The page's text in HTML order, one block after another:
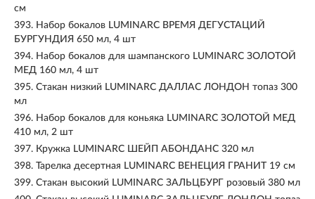
см
393. Набор бокалов LUMINARC ВРЕМЯ ДЕГУСТАЦИЙ
БУРГУНДИЯ 650 мл, 4 шт
394. Набор бокалов для шампанского LUMINARC ЗОЛОТОЙ
МЕД 160 мл, 4 шт
395. Стакан низкий LUMINARC ДАЛЛАС ЛОНДОН топаз 300
мл
396. Набор бокалов для коньяка LUMINARC ЗОЛОТОЙ МЕД
410 мл, 2 шт
397. Кружка LUMINARC ШЕЙП АБОНДАНС 320 мл
398. Тарелка десертная LUMINARC ВЕНЕЦИЯ ГРАНИТ 19 см
399. Стакан высокий LUMINARC ЗАЛЬЦБУРГ розовый 380 мл